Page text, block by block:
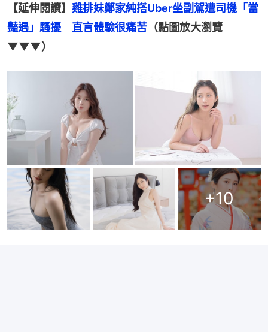
【延伸閱讀】 雞排妹鄭家純搭Uber坐副駕遭司機「當
豔遇」騷擾　直言體驗很痛苦 （點圖放大瀏覽
▼▼▼）
+10